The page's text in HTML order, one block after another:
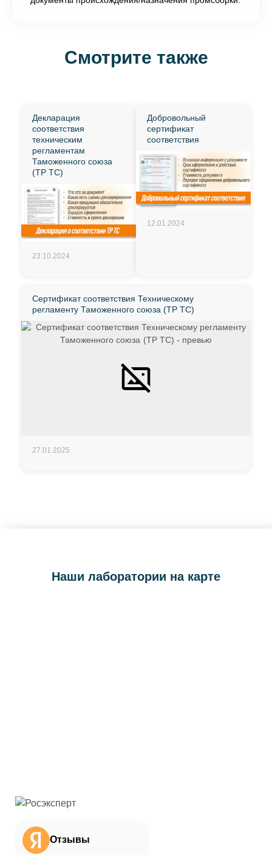
Смотрите также
Декларация
соответствия
техническим
регламентам
Таможенного союза
(ТР ТС)
23.10.2024
Добровольный
сертификат
соответствия
12.01.2024
Сертификат соответствия Техническому
регламенту Таможенного союза (ТР ТС)
27.01.2025
Наши лаборатории на карте
Отзывы